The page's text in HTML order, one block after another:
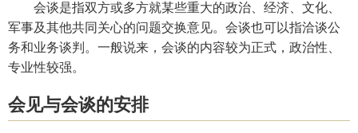
会谈是指双方或多方就某些重大的政治、经济、文化、
军事及其他共同关心的问题交换意见。会谈也可以指洽谈公
务和业务谈判。一般说来，会谈的内容较为正式，政治性、
专业性较强。
会见与会谈的安排